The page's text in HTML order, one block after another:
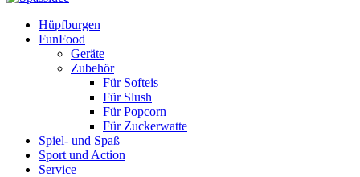
Hüpfburgen
FunFood
Geräte
Zubehör
Für Softeis
Für Slush
Für Popcorn
Für Zuckerwatte
Spiel- und Spaß
Sport und Action
Service